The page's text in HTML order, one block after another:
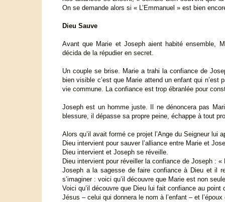
On se demande alors si « L’Emmanuel » est bien
Dieu Sauve
Avant que Marie et Joseph aient habité ensemble,
décida de la répudier en secret.
Un couple se brise. Marie a trahi la confiance de
bien visible c’est que Marie attend un enfant qui
vie commune. La confiance est trop ébranlée pour
Joseph est un homme juste. Il ne dénoncera pas
blessure, il dépasse sa propre peine, échappe à tout
Alors qu’il avait formé ce projet l’Ange du Seigneur lui
Dieu intervient pour sauver l’alliance entre Marie et
Dieu intervient et Joseph se réveille.
Dieu intervient pour réveiller la confiance de Joseph :
Joseph a la sagesse de faire confiance à Dieu et il
s’imaginer : voici qu’il découvre que Marie est non
Voici qu’il découvre que Dieu lui fait confiance au
Jésus – celui qui donnera le nom à l’enfant – et l’époux